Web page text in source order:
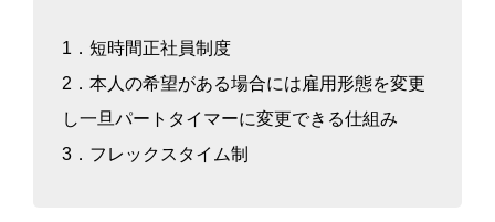
1．短時間正社員制度
2．本人の希望がある場合には雇用形態を変更
し一旦パートタイマーに変更できる仕組み
3．フレックスタイム制